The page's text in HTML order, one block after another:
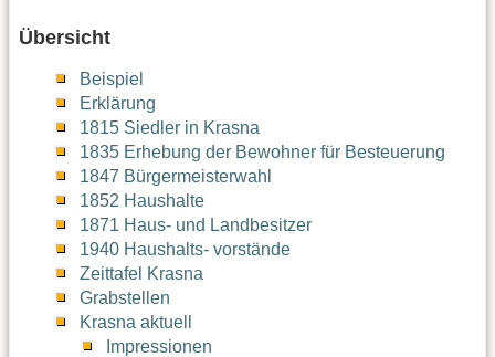
Übersicht
Beispiel
Erklärung
1815 Siedler in Krasna
1835 Erhebung der Bewohner für Besteuerung
1847 Bürgermeisterwahl
1852 Haushalte
1871 Haus- und Landbesitzer
1940 Haushalts- vorstände
Zeittafel Krasna
Grabstellen
Krasna aktuell
Impressionen